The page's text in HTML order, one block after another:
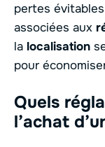
pertes
associées aux
la localisation
pour
Quels
l’achat